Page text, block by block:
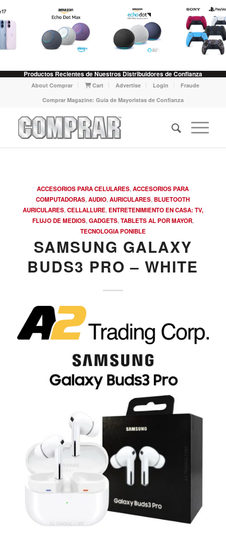
Productos Recientes de Nuestros Distribuidores de Confianza
About Comprar Cart Advertise Login
Fraude
Comprar Magazine: Guia de Mayoristas de Confianza
ACCESORIOS PARA CELULARES,ACCESORIOS PARA
COMPUTADORAS,AUDIO,AURICULARES, BLUETOOTH
AURICULARES,CELLALLURE, ENTRETENIMIENTO EN CASA: TV,
FLUJO DE MEDIOS,GADGETS,TABLETS AL POR MAYOR,
TECNOLOGIA PONIBLE
SAMSUNG GALAXY
BUDS3 PRO – WHITE